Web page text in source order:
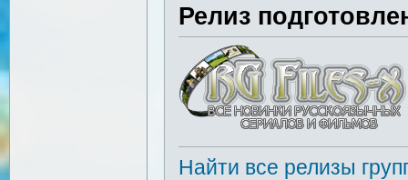
Релиз
Найти все релизы